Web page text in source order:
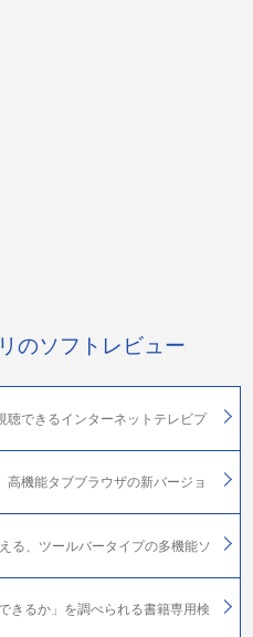
のソフトレビュー
聴できるインターネットテレビプ
高機能タブブラウザの新バージョ
る、ツールバータイプの多機能ソ
きるか」を調べられる書籍専用検